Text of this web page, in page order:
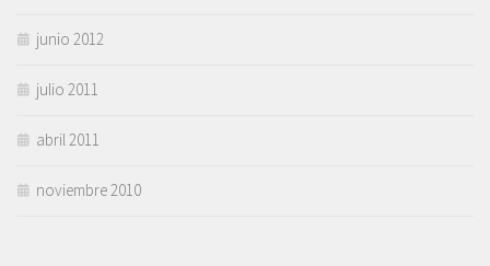
junio 2012
julio 2011
abril 2011
noviembre 2010